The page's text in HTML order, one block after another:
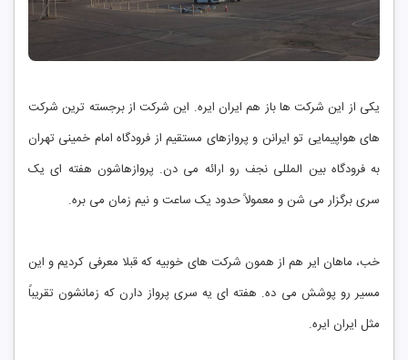
یکی از این شرکت‌ ها باز هم ایران ایره. این شرکت از برجسته ‌ترین شرکت
‌های هواپیمایی تو ایرانن و پروازهای مستقیم از فرودگاه امام خمینی تهران
به فرودگاه بین‌ المللی نجف رو ارائه می ‌دن. پروازهاشون هفته ‌ای یک
سری برگزار می ‌شن و معمولاً حدود یک ساعت و نیم زمان می‌ بره.
خب، ماهان ایر هم از همون شرکت ‌های خوبیه که قبلا معرفی کردیم و این
مسیر رو پوشش می ‌ده. هفته ‌ای یه سری پرواز دارن که زمانشون تقریباً
مثل ایران ایره.